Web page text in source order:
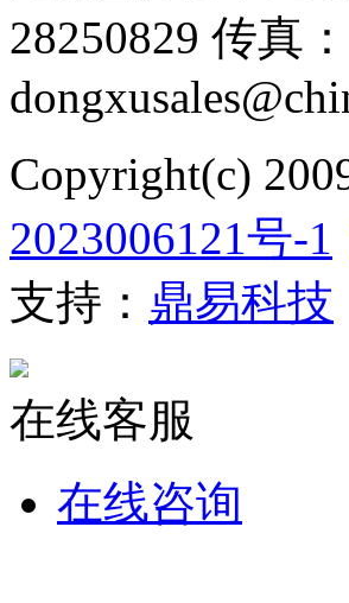
28250829 传真
Copyright(c)
2023006121号-1
支持： 鼎易科技
在线客服
在线咨询